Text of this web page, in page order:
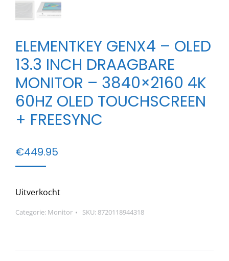
ELEMENTKEY GENX4 – OLED
13.3 INCH DRAAGBARE
MONITOR – 3840×2160 4K
60HZ OLED TOUCHSCREEN
+ FREESYNC
€449.95
Uitverkocht
Categorie: Monitor SKU:8720118944318